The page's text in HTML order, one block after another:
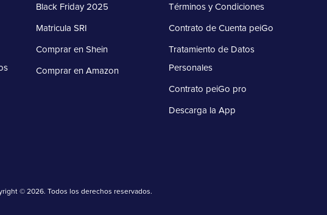
Black Friday 2025
Matricula SRI
Comprar en Shein
Comprar en Amazon
Términos y Condiciones
Contrato de Cuenta peiGo
Tratamiento de Datos
Personales
Contrato peiGo pro
Descarga la App
© 2026. Todos los derechos reservados.